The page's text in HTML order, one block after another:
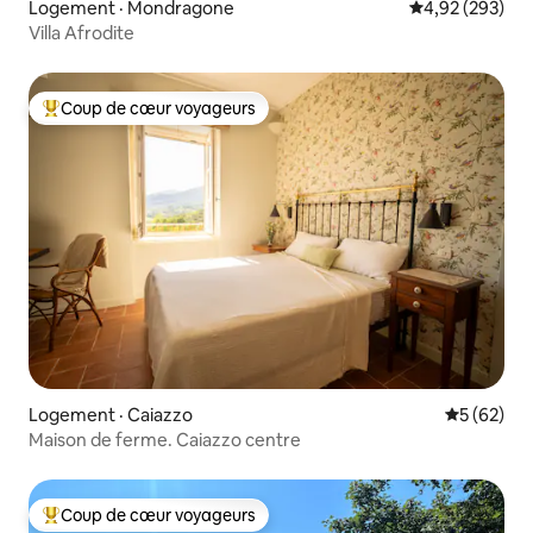
Logement · Mondragone Note
4,92 (293)
Villa Afrodite
Coup de cœur voyageurs parmi les plus aimés
Coup de cœur voyageurs
Logement · Caiazzo Note
5 (62)
Maison de ferme. Caiazzo centre
Coup de cœur voyageurs parmi les plus aimés
Coup de cœur voyageurs